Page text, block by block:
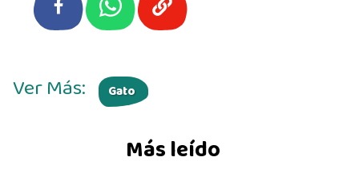
Más leído
Ver Más: Gato